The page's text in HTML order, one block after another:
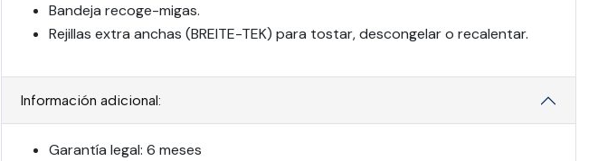
Bandeja recoge-migas.
Rejillas extra anchas (BREITE-TEK) para tostar, descongelar o recalentar.
Información adicional:
Garantía legal: 6 meses